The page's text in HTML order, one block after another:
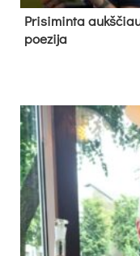
Pri­si­min­ta
poe­zi­ja